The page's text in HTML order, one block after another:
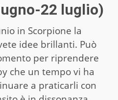
22 luglio)
in Scorpione la
idee brillanti. Può
per riprendere
che un tempo vi ha
a praticarli con